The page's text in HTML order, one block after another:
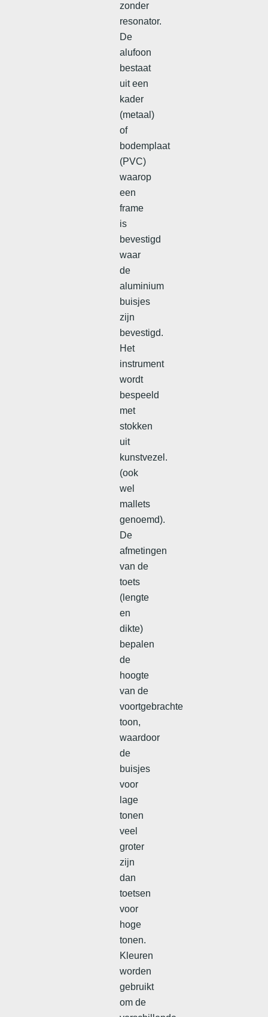
zonder
resonator.
De
alufoon
bestaat
uit een
kader
(metaal)
of
bodemplaat
(PVC)
waarop
een
frame
is
bevestigd
waar
de
aluminium
buisjes
zijn
bevestigd.
Het
instrument
wordt
bespeeld
met
stokken
uit
kunstvezel.
(ook
wel
mallets
genoemd).
De
afmetingen
van de
toets
(lengte
en
dikte)
bepalen
de
hoogte
van de
voortgebrachte
toon,
waardoor
de
buisjes
voor
lage
tonen
veel
groter
zijn
dan
toetsen
voor
hoge
tonen.
Kleuren
worden
gebruikt
om de